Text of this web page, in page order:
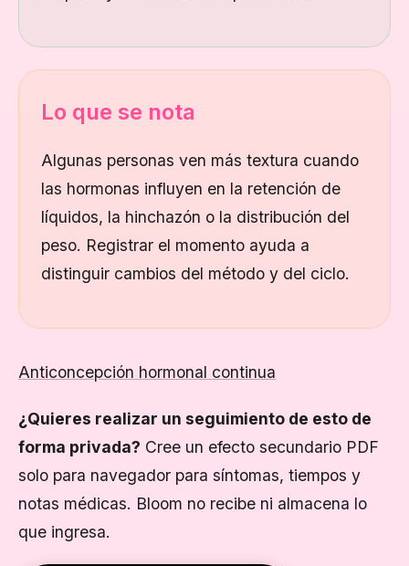
Lo que se nota
Algunas personas ven más textura cuando
las hormonas influyen en la retención de
líquidos, la hinchazón o la distribución del
peso. Registrar el momento ayuda a
distinguir cambios del método y del ciclo.
Anticoncepción hormonal continua
¿Quieres realizar un seguimiento de esto de
forma privada? Cree un efecto secundario PDF
solo para navegador para síntomas, tiempos y
notas médicas. Bloom no recibe ni almacena lo
que ingresa.